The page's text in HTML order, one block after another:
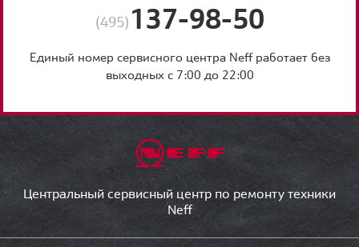
(495) 137-98-50
Единый номер сервисного центра Neff работает без
выходных с 7:00 до 22:00
Центральный сервисный центр по ремонту техники
Neff